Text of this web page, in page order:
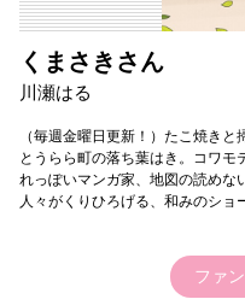
くまさきさん
川瀬はる
（毎週金曜日更新！）たこ焼き
とうらら町の落ち葉はき。コワ
れっぽいマンガ家、地図の読め
人々がくりひろげる、和みのショ
ファ